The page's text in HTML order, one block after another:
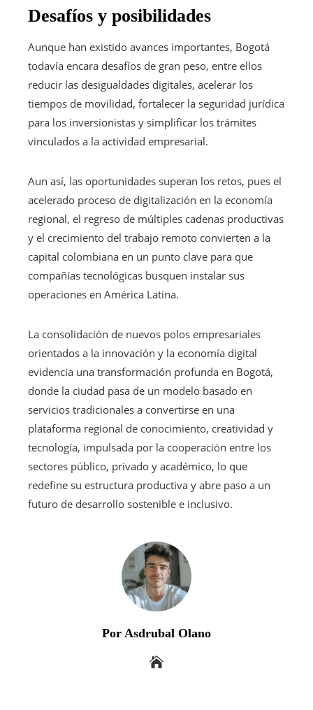
Desafíos y posibilidades
Aunque han existido avances importantes, Bogotá
todavía encara desafíos de gran peso, entre ellos
reducir las desigualdades digitales, acelerar los
tiempos de movilidad, fortalecer la seguridad jurídica
para los inversionistas y simplificar los trámites
vinculados a la actividad empresarial.
Aun así, las oportunidades superan los retos, pues el
acelerado proceso de digitalización en la economía
regional, el regreso de múltiples cadenas productivas
y el crecimiento del trabajo remoto convierten a la
capital colombiana en un punto clave para que
compañías tecnológicas busquen instalar sus
operaciones en América Latina.
La consolidación de nuevos polos empresariales
orientados a la innovación y la economía digital
evidencia una transformación profunda en Bogotá,
donde la ciudad pasa de un modelo basado en
servicios tradicionales a convertirse en una
plataforma regional de conocimiento, creatividad y
tecnología, impulsada por la cooperación entre los
sectores público, privado y académico, lo que
redefine su estructura productiva y abre paso a un
futuro de desarrollo sostenible e inclusivo.
Por Asdrubal Olano